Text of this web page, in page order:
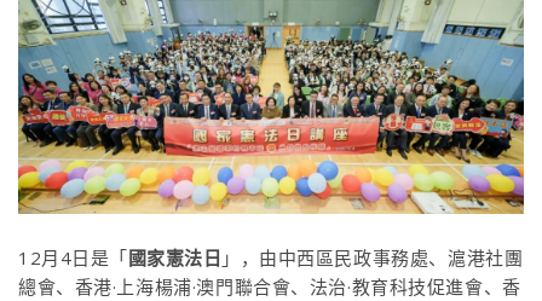
12月4日是「國家憲法日 」， 由中西區民政事務處、滬港社團
總會、香港·上海楊浦·澳門聯合會、法治·教育科技促進會、香